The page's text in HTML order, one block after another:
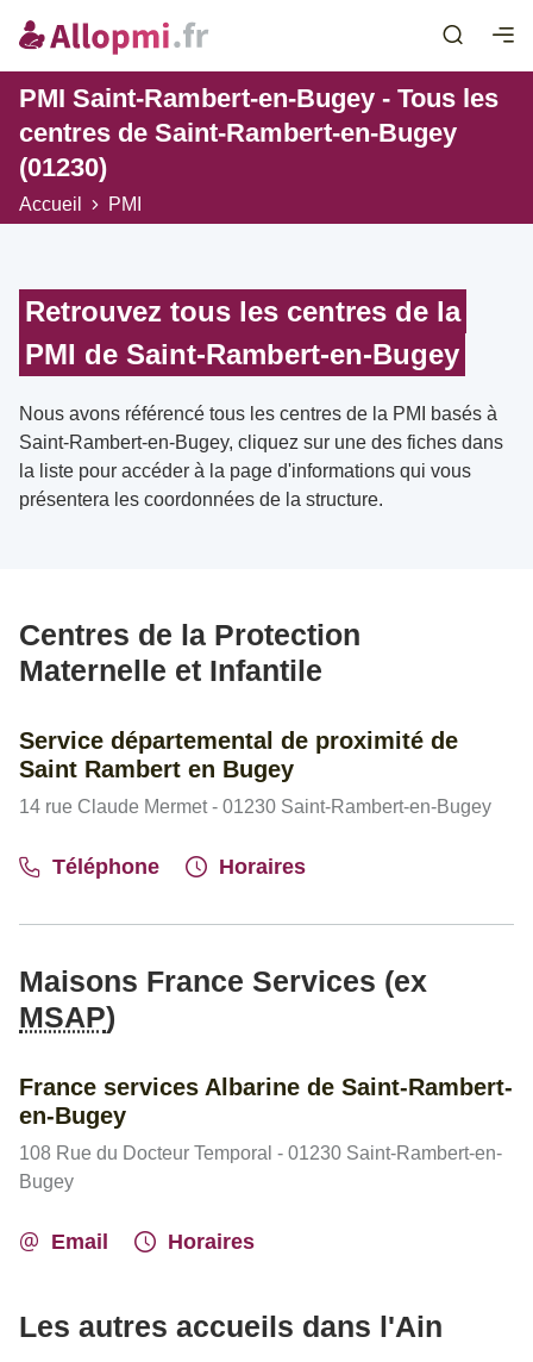
PMI Saint-Rambert-en-Bugey - Tous les
centres de Saint-Rambert-en-Bugey
(01230)
Accueil PMI
Retrouvez tous les centres de la
PMI de Saint-Rambert-en-Bugey
Nous avons référencé tous les centres de la PMI basés à
Saint-Rambert-en-Bugey, cliquez sur une des fiches dans
la liste pour accéder à la page d'informations qui vous
présentera les coordonnées de la structure.
Centres de la Protection
Maternelle et Infantile
Service départemental de proximité de
Saint Rambert en Bugey
14 rue Claude Mermet - 01230 Saint-Rambert-en-Bugey
Téléphone Horaires
Maisons France Services (ex
MSAP)
France services Albarine de Saint-Rambert-
en-Bugey
108 Rue du Docteur Temporal - 01230 Saint-Rambert-en-
Bugey
Email Horaires
Les autres accueils dans l'Ain